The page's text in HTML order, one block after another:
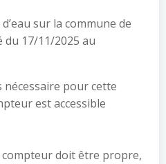
sur la commune de
du 17/11/2025 au
nécessaire pour cette
est accessible
doit être propre,